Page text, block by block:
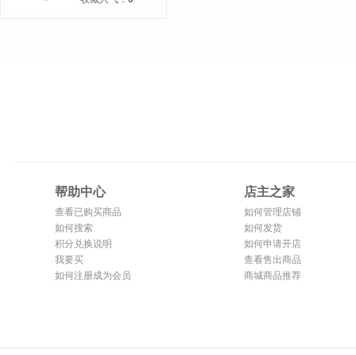
帮助中心
查看已购买商品
如何搜索
积分兑换说明
我要买
如何注册成为会员
店主之家
如何管理店铺
如何发货
如何申请开店
查看售出商品
商城商品推荐